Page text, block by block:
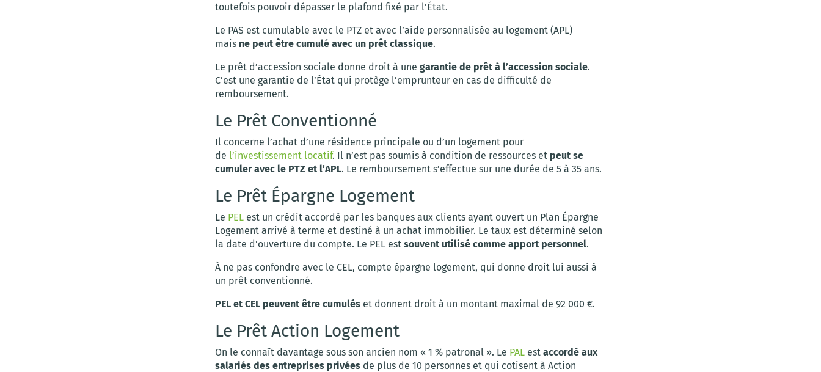
toutefois pouvoir dépasser le plafond fixé par l’État.
Le PAS est cumulable avec le PTZ et avec l’aide personnalisée au logement (APL)
mais ne peut être cumulé avec un prêt classique.
Le prêt d’accession sociale donne droit à une garantie de prêt à l’accession sociale.
C’est une garantie de l’État qui protège l’emprunteur en cas de difficulté de
remboursement.
Le Prêt Conventionné
Il concerne l’achat d’une résidence principale ou d’un logement pour
de l’investissement locatif. Il n’est pas soumis à condition de ressources et peut se
cumuler avec le PTZ et l’APL. Le remboursement s’effectue sur une durée de 5 à 35 ans.
Le Prêt Épargne Logement
Le PEL est un crédit accordé par les banques aux clients ayant ouvert un Plan Épargne
Logement arrivé à terme et destiné à un achat immobilier. Le taux est déterminé selon
la date d’ouverture du compte. Le PEL est souvent utilisé comme apport personnel.
À ne pas confondre avec le CEL, compte épargne logement, qui donne droit lui aussi à
un prêt conventionné.
PEL et CEL peuvent être cumulés et donnent droit à un montant maximal de 92 000 €.
Le Prêt Action Logement
On le connaît davantage sous son ancien nom « 1 % patronal ». Le PAL est accordé aux
salariés des entreprises privées de plus de 10 personnes et qui cotisent à Action